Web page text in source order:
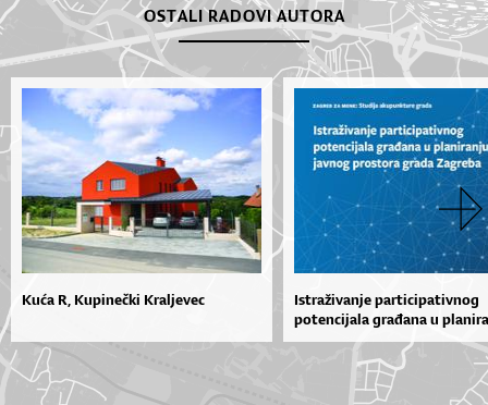
OSTALI RADOVI AUTORA
Kuća R, Kupinečki Kraljevec
Istraživanje participativnog
potencijala građana u